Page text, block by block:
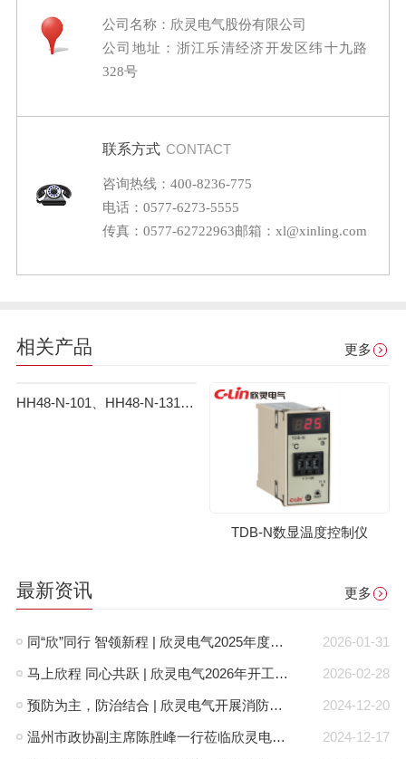
公司名称：欣灵电气股份有限公司
公司地址：浙江乐清经济开发区纬十九路
328号
联系方式 CONTACT
咨询热线：400-8236-775
电话：0577-6273-5555
传真：0577-62722963邮箱：xl@xinling.com
相关产品 更多
HH48-N-101、HH48-N-131数显温度控制仪
TDB-N数显温度控制仪
最新资讯 更多
2026-01-31
同“欣”同行 智领新程 | 欣灵电气2025年度表彰总结大会暨新年酒会成功举办！
2026-02-28
马上欣程 同心共跃 | 欣灵电气2026年开工大吉！
2024-12-20
预防为主，防治结合 | 欣灵电气开展消防应急预案演练活动
2024-12-17
温州市政协副主席陈胜峰一行莅临欣灵电气调研指导